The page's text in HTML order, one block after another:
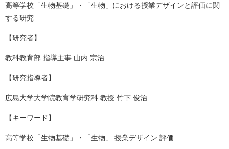
高等学校「生物基礎」・「生物」における授業デザインと評価に関
する研究
【研究者】
教科教育部 指導主事 山内 宗治
【研究指導者】
広島大学大学院教育学研究科 教授 竹下 俊治
【キーワード】
高等学校「生物基礎」・「生物」 授業デザイン 評価